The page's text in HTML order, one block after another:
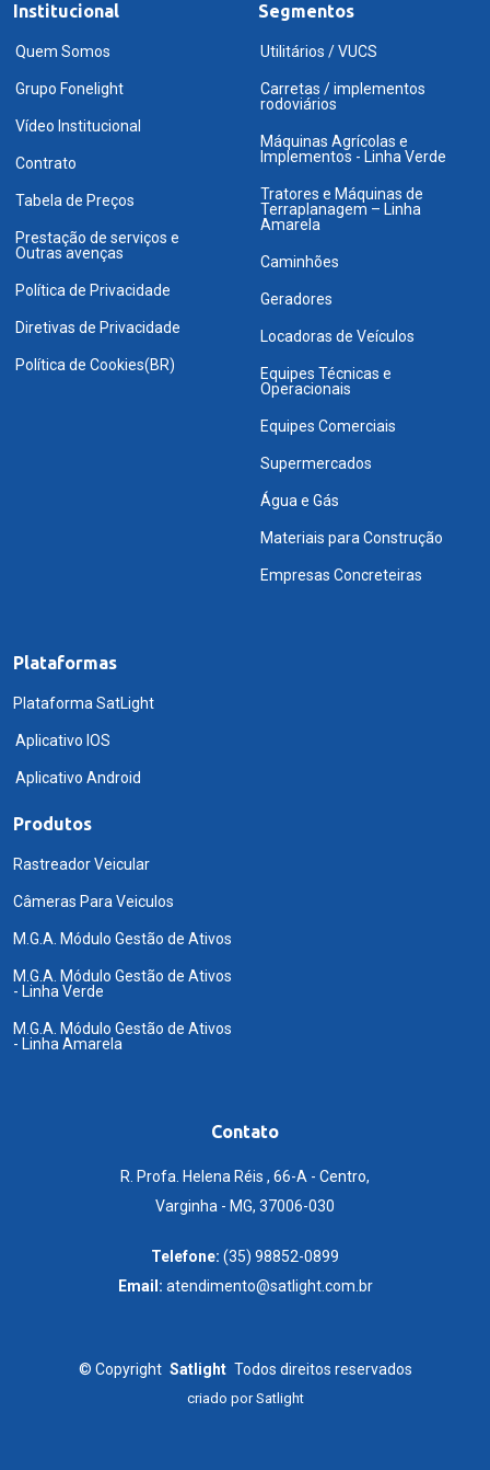
Institucional
Quem Somos
Grupo Fonelight
Vídeo Institucional
Contrato
Tabela de Preços
Prestação de serviços e
Outras avenças
Política de Privacidade
Diretivas de Privacidade
Política de Cookies(BR)
Segmentos
Utilitários / VUCS
Carretas / implementos
rodoviários
Máquinas Agrícolas e
Implementos - Linha Verde
Tratores e Máquinas de
Terraplanagem – Linha
Amarela
Caminhões
Geradores
Locadoras de Veículos
Equipes Técnicas e
Operacionais
Equipes Comerciais
Supermercados
Água e Gás
Materiais para Construção
Empresas Concreteiras
Plataformas
Plataforma SatLight
Aplicativo IOS
Aplicativo Android
Produtos
Rastreador Veicular
Câmeras Para Veiculos
M.G.A. Módulo Gestão de Ativos
M.G.A. Módulo Gestão de Ativos
- Linha Verde
M.G.A. Módulo Gestão de Ativos
- Linha Amarela
Contato
R. Profa. Helena Réis , 66-A - Centro,
Varginha - MG, 37006-030
Telefone: (35) 98852-0899
Email: atendimento@satlight.com.br
© Copyright Satlight Todos direitos reservados
criado porSatlight